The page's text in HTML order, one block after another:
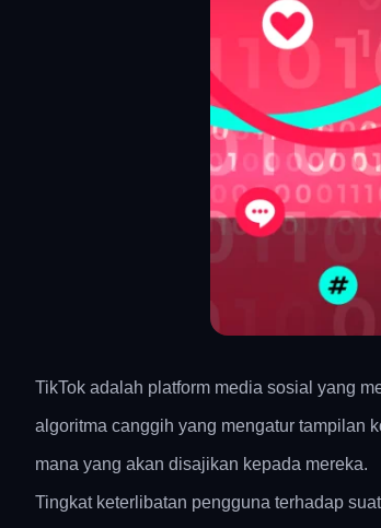
TikTok adalah platform media sosial yang
algoritma canggih yang mengatur tampilan
mana yang akan disajikan kepada mereka.
Tingkat keterlibatan pengguna terhadap